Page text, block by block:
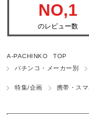
NO,1
のレビュー数
A-PACHINKO TOP
パチンコ・メーカー別
特集/企画 携帯・ス